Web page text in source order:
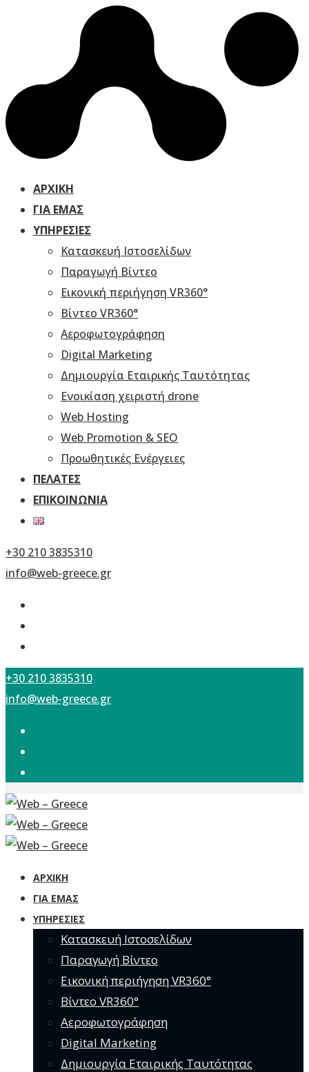
ΑΡΧΙΚΗ
ΓΙΑ ΕΜΆΣ
ΥΠΗΡΕΣΊΕΣ
Κατασκευή Ιστοσελίδων
Παραγωγή Βίντεο
Εικονική περιήγηση VR360°
Βίντεο VR360°
Αεροφωτογράφηση
Digital Marketing
Δημιουργία Εταιρικής Ταυτότητας
Ενοικίαση χειριστή drone
Web Hosting
Web Promotion & SEO
Προωθητικές Ενέργειες
ΠΕΛΆΤΕΣ
ΕΠΙΚΟΙΝΩΝΊΑ
+30 210 3835310
info@web-greece.gr
+30 210 3835310
info@web-greece.gr
ΑΡΧΙΚΗ
ΓΙΑ ΕΜΆΣ
ΥΠΗΡΕΣΊΕΣ
Κατασκευή Ιστοσελίδων
Παραγωγή Βίντεο
Εικονική περιήγηση VR360°
Βίντεο VR360°
Αεροφωτογράφηση
Digital Marketing
Δημιουργία Εταιρικής Ταυτότητας